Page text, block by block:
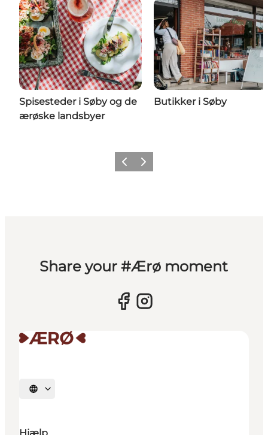
Spisesteder i Søby og de
ærøske landsbyer
Butikker i Søby
ForrigeNæste
Share your #Ærø moment
Vælg sprog